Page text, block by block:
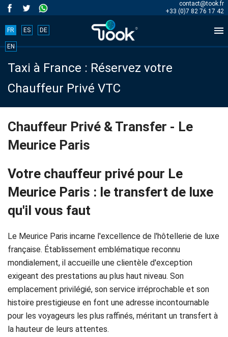
contact@took.fr
+33 (0)7 82 76 17 42

FR ES DE
EN
Taxi à France : Réservez votre
Chauffeur Privé VTC
Book
your
trip
now!
BOOK
Accueil
Réservation
Services
de
chauffeur
Transferts
Chauffeur Privé & Transfer - Le
Meurice Paris
Votre chauffeur privé pour Le
Meurice Paris : le transfert de luxe
qu'il vous faut
Le Meurice Paris incarne l'excellence de l'hôtellerie de luxe
française. Établissement emblématique reconnu
mondialement, il accueille une clientèle d'exception
exigeant des prestations au plus haut niveau. Son
emplacement privilégié, son service irréprochable et son
histoire prestigieuse en font une adresse incontournable
pour les voyageurs les plus raffinés, méritant un transfert à
la hauteur de leurs attentes.